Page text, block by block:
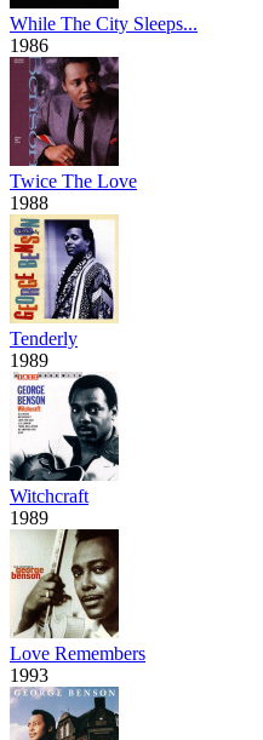
While The City Sleeps...
1986
Twice The Love
1988
Tenderly
1989
Witchcraft
1989
Love Remembers
1993